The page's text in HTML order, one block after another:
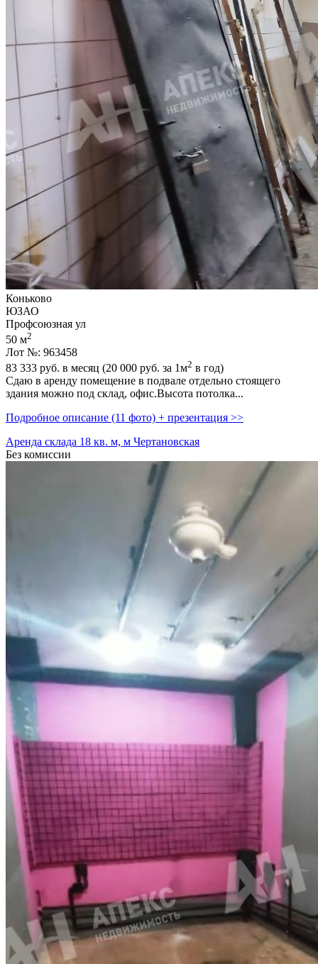
Коньково
ЮЗАО
Профсоюзная ул
50 м2
Лот №: 963458
83 333 руб. в месяц (20 000 руб. за 1м2 в год)
Сдаю в аренду помещение в подвале отдельно стоящего
здания можно под склад,­ офис.Высота потолка...
Подробное описание (11 фото) + презентация >>
Аренда склада 18 кв. м, м Чертановская
Без комиссии